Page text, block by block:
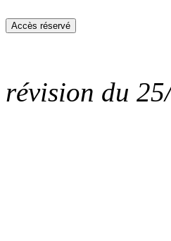
révision du